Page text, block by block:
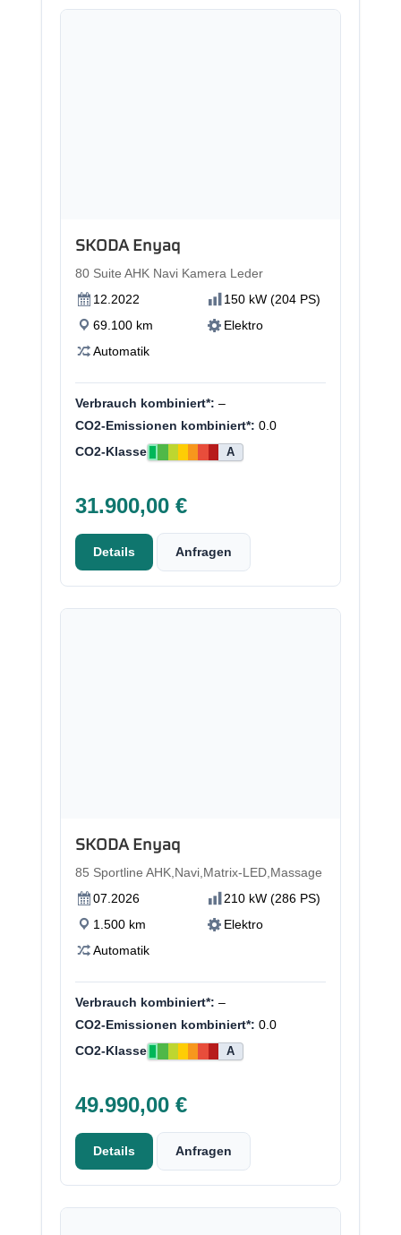
SKODA Enyaq
80 Suite AHK Navi Kamera Leder
12.2022
150 kW (204 PS)
69.100 km
Elektro
Automatik
Verbrauch kombiniert*: –
CO2-Emissionen kombiniert*: 0.0
CO2-Klasse
A
31.900,00 €
Details Anfragen
SKODA Enyaq
85 Sportline AHK,Navi,Matrix-LED,Massage
07.2026
210 kW (286 PS)
1.500 km
Elektro
Automatik
Verbrauch kombiniert*: –
CO2-Emissionen kombiniert*: 0.0
CO2-Klasse
A
49.990,00 €
Details Anfragen